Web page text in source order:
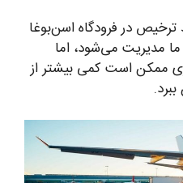
ترخیص در فرودگاه اسن‌بوغا
مدیریت می‌شود، اما
ممکن است کمی بیشتر از